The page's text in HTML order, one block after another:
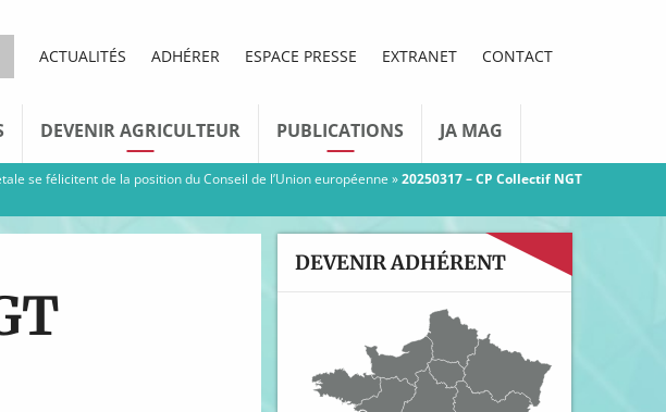
ACTUALITÉS ADHÉRER ESPACE PRESSE EXTRANET CONTACT
DEVENIR AGRICULTEUR PUBLICATIONS JA MAG
se félicitent de la position du Conseil de l’Union européenne »20250317 – CP Collectif NGT
DEVENIR ADHÉRENT